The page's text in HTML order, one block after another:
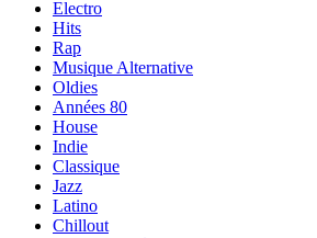
Electro
Hits
Rap
Musique Alternative
Oldies
Années 80
House
Indie
Classique
Jazz
Latino
Chillout